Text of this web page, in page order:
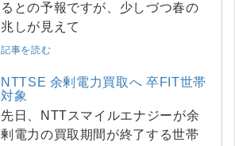
るとの予報ですが、少しづつ春の
兆しが見えて
記事を読む
NTTSE 余剰電力買取へ 卒FIT世帯
対象
先日、NTTスマイルエナジーが余
剰電力の買取期間が終了する世帯